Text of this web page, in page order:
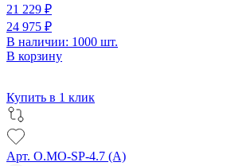
21 229 ₽
24 975 ₽
В наличии: 1000 шт.
В корзину
Купить в 1 клик
Арт. O.MO-SP-4.7 (A)